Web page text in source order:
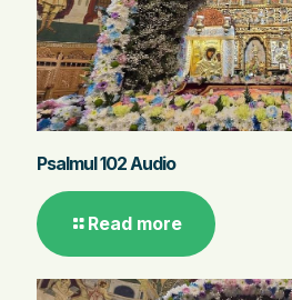
Psalmul 102 Audio
Read more